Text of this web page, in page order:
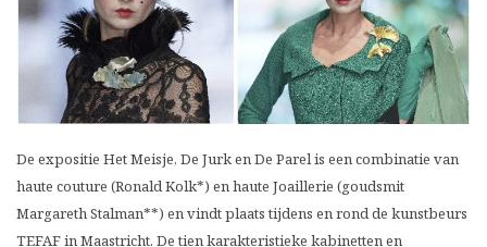
De expositie Het Meisje, De Jurk en De Parel is een combinatie van
haute couture (Ronald Kolk*) en haute Joaillerie (goudsmit
Margareth Stalman**) en vindt plaats tijdens en rond de kunstbeurs
TEFAF in Maastricht. De tien karakteristieke kabinetten en